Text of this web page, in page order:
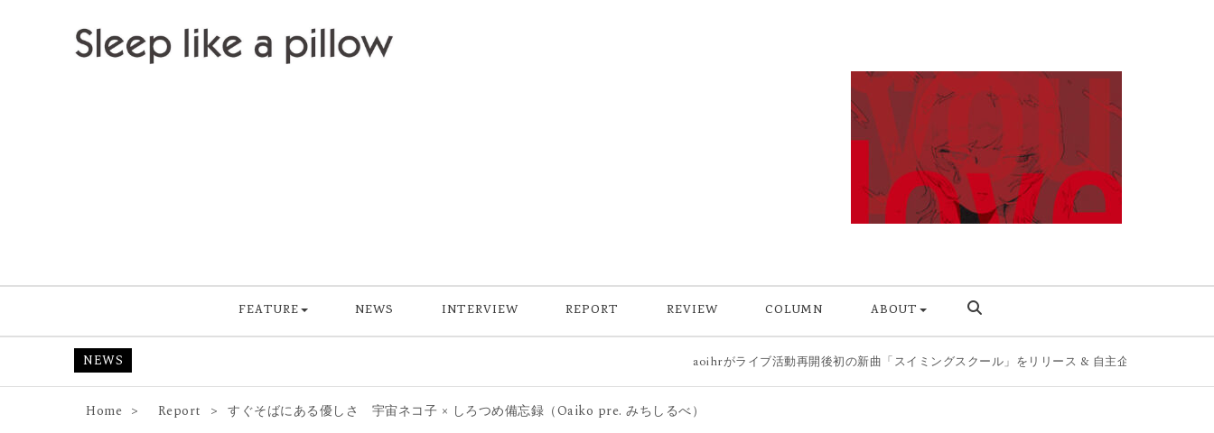
Skip to content
FEATURE NEWS INTERVIEW REPORT REVIEW COLUMN ABOUT
NEWS aoihrがライブ活動再開後初の新曲「スイミングスクール」をリリース & 自主企画第2弾を8/11開催 | 今の自分を肯
Home Report すぐそばにある優しさ 宇宙ネコ子 × しろつめ備忘録（Oaiko pre. みちしるべ）